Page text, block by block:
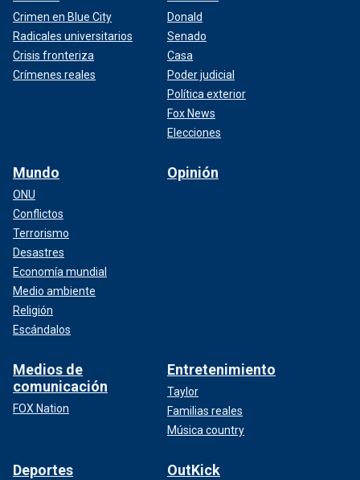
Crimen en Blue City
Radicales universitarios
Crisis fronteriza
Crímenes reales
Donald
Senado
Casa
Poder judicial
Política exterior
Fox News
Elecciones
Mundo
ONU
Conflictos
Terrorismo
Desastres
Economía mundial
Medio ambiente
Religión
Escándalos
Opinión
Medios de
comunicación
FOX Nation
Entretenimiento
Taylor
Familias reales
Música country
Deportes OutKick